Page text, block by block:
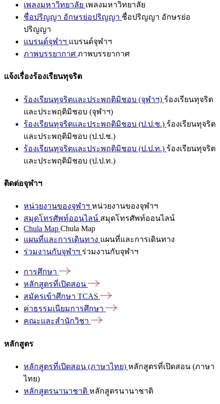
เพลงมหาวิทยาลัย เพลงมหาวิทยาลัย
ชื่อปริญญา อักษรย่อปริญญา ชื่อปริญญา อักษรย่อ
ปริญญา
แบรนด์จุฬาฯ แบรนด์จุฬาฯ
ภาพบรรยากาศ ภาพบรรยากาศ
แจ้งเรื่องร้องเรียนทุจริต
ร้องเรียนทุจริตและประพฤติมิชอบ (จุฬาฯ) ร้องเรียนทุจริต
และประพฤติมิชอบ (จุฬาฯ)
ร้องเรียนทุจริตและประพฤติมิชอบ (ป.ป.ช.) ร้องเรียนทุจริต
และประพฤติมิชอบ (ป.ป.ช.)
ร้องเรียนทุจริตและประพฤติมิชอบ (ป.ป.ท.) ร้องเรียนทุจริต
และประพฤติมิชอบ (ป.ป.ท.)
ติดต่อจุฬาฯ
หน่วยงานของจุฬาฯ หน่วยงานของจุฬาฯ
สมุดโทรศัพท์ออนไลน์ สมุดโทรศัพท์ออนไลน์
Chula Map Chula Map
แผนที่และการเดินทาง แผนที่และการเดินทาง
ร่วมงานกับจุฬาฯ ร่วมงานกับจุฬาฯ
การศึกษา
หลักสูตรที่เปิดสอน
สมัครเข้าศึกษา TCAS
ค่าธรรมเนียมการศึกษา
คณะและสำนักวิชา
หลักสูตร
หลักสูตรที่เปิดสอน (ภาษาไทย) หลักสูตรที่เปิดสอน (ภาษา
ไทย)
หลักสูตรนานาชาติ หลักสูตรนานาชาติ